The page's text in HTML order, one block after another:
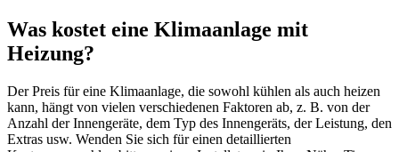
Was kostet eine Klimaanlage mit
Heizung?
Der Preis für eine Klimaanlage, die sowohl kühlen als auch heizen
kann, hängt von vielen verschiedenen Faktoren ab, z. B. von der
Anzahl der Innengeräte, dem Typ des Innengeräts, der Leistung, den
Extras usw. Wenden Sie sich für einen detaillierten